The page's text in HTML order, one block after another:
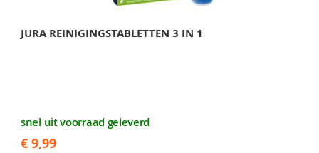
JURA REINIGINGSTABLETTEN 3 IN 1
snel uit voorraad geleverd
€ 9,99